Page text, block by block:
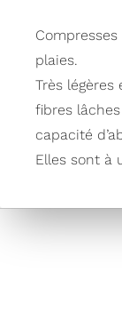
plaies.
Très
fibres
capacité
Elles sont à